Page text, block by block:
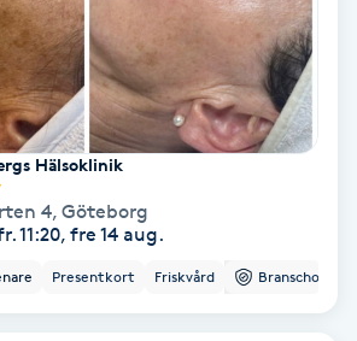
Hälsoklinik
4, Göteborg
11:20, fre 14 aug.
Presentkort Friskvård Branschorg.